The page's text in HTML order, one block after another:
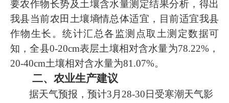
要农作物长势及土壤含水量测定结果分析，得出
我县当前农田土壤墒情总体适宜 ，目前适宜我县
作物生长。统计汇总各监测点取土测定数据可
知，全县0-20cm表层土壤相对含水量为78.22%，
20-40cm土壤相对含水量为81.07%。
二、农业生产建议
据天气预报，预计3月28-30日受寒潮天气影